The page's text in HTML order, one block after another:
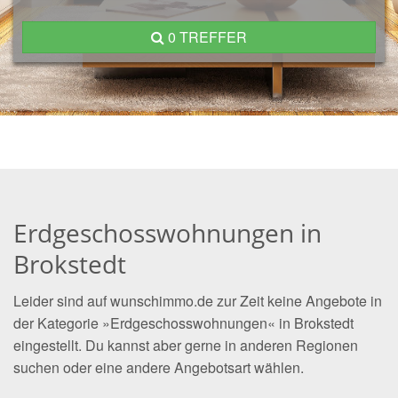
0 TREFFER
Erdgeschosswohnungen in
Brokstedt
Leider sind auf wunschimmo.de zur Zeit keine Angebote in
der Kategorie »Erdgeschosswohnungen« in Brokstedt
eingestellt. Du kannst aber gerne in anderen Regionen
suchen oder eine andere Angebotsart wählen.